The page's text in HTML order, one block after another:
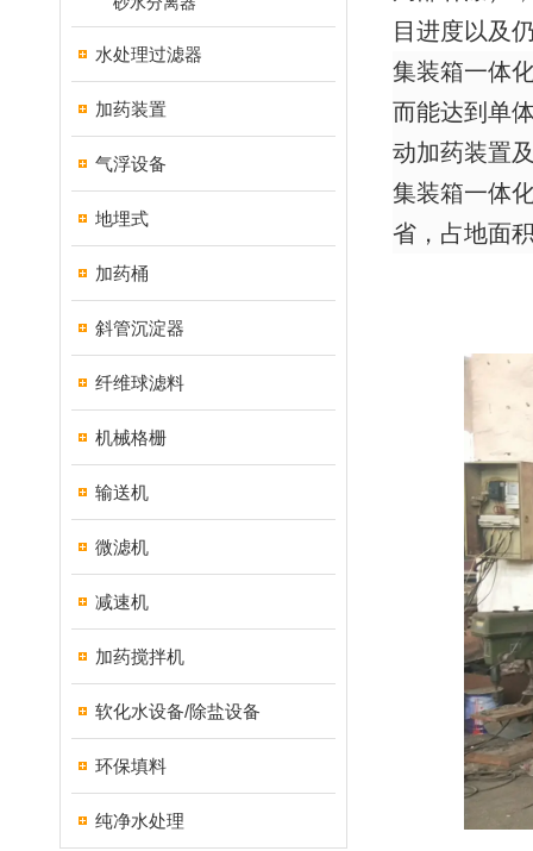
水处理过滤器
加药装置
气浮设备
地埋式
加药桶
斜管沉淀器
纤维球滤料
机械格栅
输送机
微滤机
减速机
加药搅拌机
软化水设备/除盐设备
环保填料
纯净水处理
目进度以及
集装箱一体
而能达到单
动加药装置
集装箱一体
省，占地面